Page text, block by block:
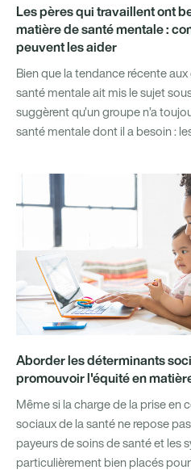
Les pères qui travaillent ont
matière de santé mentale :
peuvent les aider
Bien que la tendance récente
santé mentale ait mis le sujet
suggèrent qu’un groupe n’a
santé mentale dont il a besoin :
Aborder les déterminants
promouvoir l'équité en
Même si la charge de la prise en
sociaux de la santé ne repose
payeurs de soins de santé et les
particulièrement bien placés